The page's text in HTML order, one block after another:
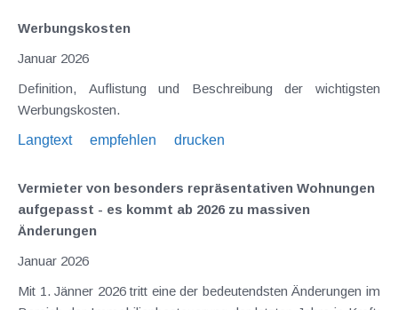
Werbungskosten
Januar 2026
Definition, Auflistung und Beschreibung der wichtigsten
Werbungskosten.
Langtext
empfehlen drucken
Vermieter von besonders repräsentativen Wohnungen
aufgepasst - es kommt ab 2026 zu massiven
Änderungen
Januar 2026
Mit 1. Jänner 2026 tritt eine der bedeutendsten Änderungen im